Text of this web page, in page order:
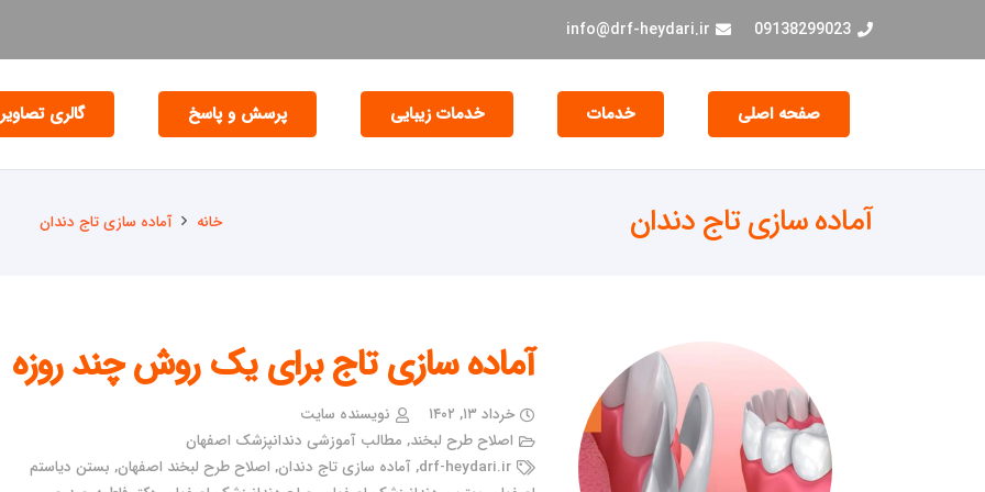
09138299023
info@drf-heydari.ir
صفحه اصلی خدمات خدمات زیبایی پرسش و پاسخ گالری تصاویر
آماده سازی تاج دندان خانه آماده سازی تاج دندان
آماده سازی تاج برای یک روش چند روزه
خرداد ۱۳, ۱۴۰۲
نویسنده سایت
اصلاح طرح لبخند, مطالب آموزشی دندانپزشک اصفهان
drf-heydari.ir
, آماده سازی تاج دندان, اصلاح طرح لبخند اصفهان, بستن دیاستم